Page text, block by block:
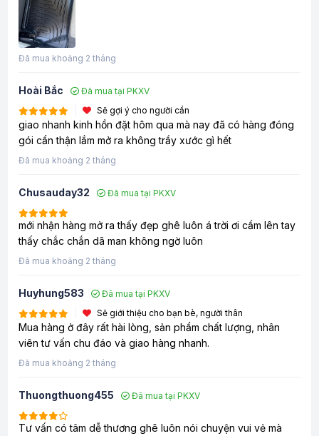
Đã mua khoảng 2 tháng
Hoài Bắc
Đã mua tại PKXV
Sẽ gợi ý cho người cần
giao nhanh kinh hồn đặt hôm qua mà nay đã có hàng đóng
gói cẩn thận lắm mở ra không trầy xước gì hết
Đã mua khoảng 2 tháng
Chusauday32 Đã mua tại PKXV
mới nhận hàng mở ra thấy đẹp ghê luôn á trời ơi cầm lên tay
thấy chắc chắn dã man không ngờ luôn
Đã mua khoảng 2 tháng
Huyhung583
Đã mua tại PKXV
Sẽ giới thiệu cho bạn bè, người thân
Mua hàng ở đây rất hài lòng, sản phẩm chất lượng, nhân
viên tư vấn chu đáo và giao hàng nhanh.
Đã mua khoảng 2 tháng
Thuongthuong455 Đã mua tại PKXV
Tư vấn có tâm dễ thương ghê luôn nói chuyện vui vẻ mà